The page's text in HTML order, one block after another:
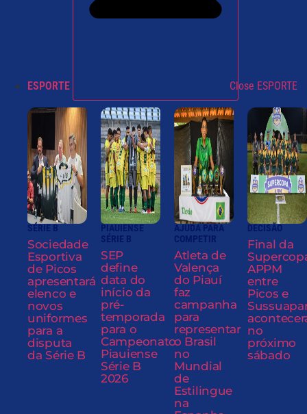
ESPORTE Close ESPORTE
SÉRIE B
Sociedade
Esportiva
de Picos
apresentará
elenco e
novos
uniformes
para a
disputa
da Série B
PIAUIENSE
SÉRIE B
SEP
define
data do
início da
pré-
temporada
para o
Campeonato
Piauiense
Série B
2026
AJUDA PARA
COMPETIR
Atleta de
Valença
do Piauí
faz
campanha
para
representar
o Brasil
no
Mundial
de
Estilingue
na
DECISÃO
Final da
APPM
entre
Picos e
no
próximo
sábado